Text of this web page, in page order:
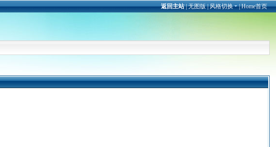
返回主站|无图版|风格切换 |Home首页